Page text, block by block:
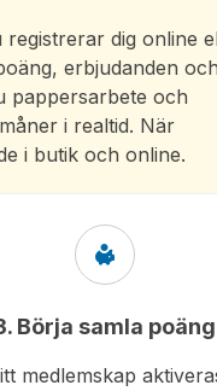
registrerar dig online
erbjudanden
pappersarbete och
i realtid. När
i butik och online.
Börja samla poäng
medlemskap